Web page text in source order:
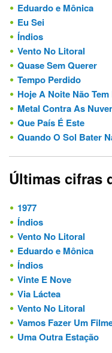
Eduardo e Mônica
Eu Sei
Índios
Vento No Litoral
Quase Sem Querer
Tempo Perdido
Hoje A Noite Não
Metal Contra As
Que País É Este
Quando O Sol Bater
Últimas cifras
1977
Índios
Vento No Litoral
Eduardo e Mônica
Índios
Vinte E Nove
Via Láctea
Vento No Litoral
Vamos Fazer Um
Uma Outra Estação